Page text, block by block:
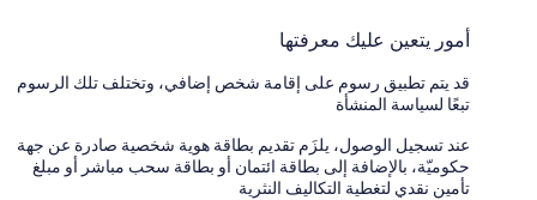
أمور يتعين عليك معرفتها
قد يتم تطبيق رسوم على إقامة شخص إضافي، وتختلف تلك الرسوم
تبعًا لسياسة المنشأة
عند تسجيل الوصول، يلزَم تقديم بطاقة هوية شخصية صادرة عن جهة
حكوميّة، بالإضافة إلى بطاقة ائتمان أو بطاقة سحب مباشر أو مبلغ
تأمين نقدي لتغطية التكاليف النثرية